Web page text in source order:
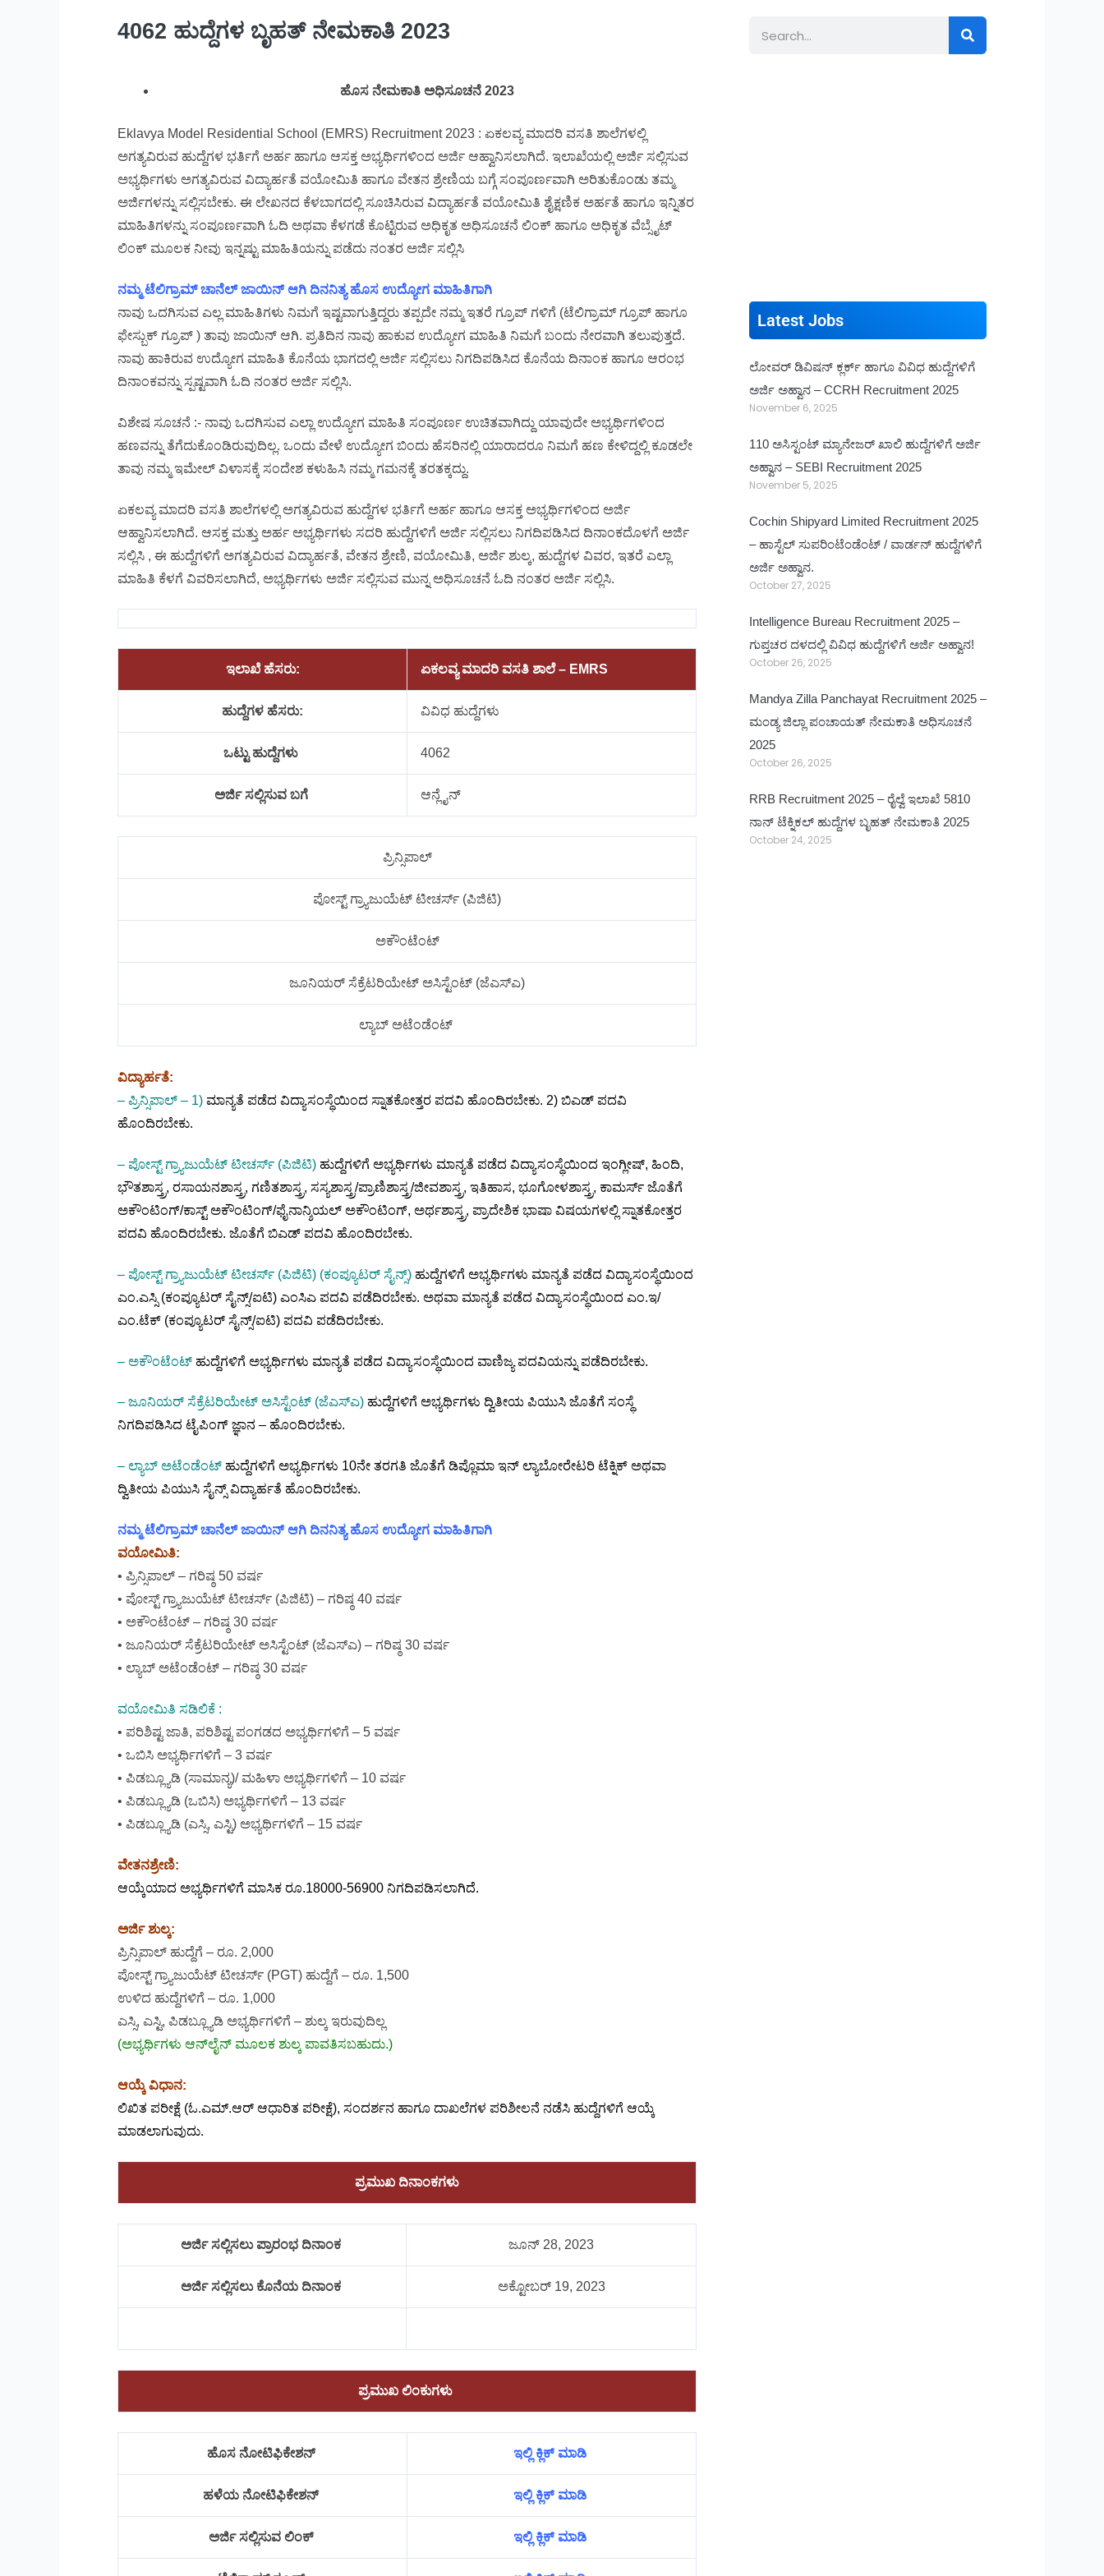
4062 ಹುದ್ದೆಗಳ ಬೃಹತ್ ನೇಮಕಾತಿ 2023
ಹೊಸ ನೇಮಕಾತಿ ಅಧಿಸೂಚನೆ 2023
Eklavya Model Residential School (EMRS) Recruitment 2023 : ಏಕಲವ್ಯ ಮಾದರಿ ವಸತಿ ಶಾಲೆಗಳಲ್ಲಿ
ಅಗತ್ಯವಿರುವ ಹುದ್ದೆಗಳ ಭರ್ತಿಗೆ ಅರ್ಹ ಹಾಗೂ ಆಸಕ್ತ ಅಭ್ಯರ್ಥಿಗಳಿಂದ ಅರ್ಜಿ ಆಹ್ವಾನಿಸಲಾಗಿದೆ. ಇಲಾಖೆಯಲ್ಲಿ ಅರ್ಜಿ ಸಲ್ಲಿಸುವ
ಅಭ್ಯರ್ಥಿಗಳು ಅಗತ್ಯವಿರುವ ವಿದ್ಯಾರ್ಹತೆ ವಯೋಮಿತಿ ಹಾಗೂ ವೇತನ ಶ್ರೇಣಿಯ ಬಗ್ಗೆ ಸಂಪೂರ್ಣವಾಗಿ ಅರಿತುಕೊಂಡು ತಮ್ಮ
ಅರ್ಜಿಗಳನ್ನು ಸಲ್ಲಿಸಬೇಕು. ಈ ಲೇಖನದ ಕೆಳಬಾಗದಲ್ಲಿ ಸೂಚಿಸಿರುವ ವಿದ್ಯಾರ್ಹತೆ ವಯೋಮಿತಿ ಶೈಕ್ಷಣಿಕ ಅರ್ಹತೆ ಹಾಗೂ ಇನ್ನಿತರ
ಮಾಹಿತಿಗಳನ್ನು ಸಂಪೂರ್ಣವಾಗಿ ಓದಿ ಅಥವಾ ಕೆಳಗಡೆ ಕೊಟ್ಟಿರುವ ಅಧಿಕೃತ ಅಧಿಸೂಚನೆ ಲಿಂಕ್ ಹಾಗೂ ಅಧಿಕೃತ ವೆಬ್ಸೈಟ್
ಲಿಂಕ್ ಮೂಲಕ ನೀವು ಇನ್ನಷ್ಟು ಮಾಹಿತಿಯನ್ನು ಪಡೆದು ನಂತರ ಅರ್ಜಿ ಸಲ್ಲಿಸಿ
ನಮ್ಮ ಟೆಲಿಗ್ರಾಮ್ ಚಾನೆಲ್ ಜಾಯಿನ್ ಆಗಿ ದಿನನಿತ್ಯ ಹೊಸ ಉದ್ಯೋಗ ಮಾಹಿತಿಗಾಗಿ
ನಾವು ಒದಗಿಸುವ ಎಲ್ಲ ಮಾಹಿತಿಗಳು ನಿಮಗೆ ಇಷ್ಟವಾಗುತ್ತಿದ್ದರು ತಪ್ಪದೇ ನಮ್ಮ ಇತರೆ ಗ್ರೂಪ್ ಗಳಿಗೆ (ಟೆಲಿಗ್ರಾಮ್ ಗ್ರೂಪ್ ಹಾಗೂ
ಫೇಸ್ಬುಕ್ ಗ್ರೂಪ್ ) ತಾವು ಜಾಯಿನ್ ಆಗಿ. ಪ್ರತಿದಿನ ನಾವು ಹಾಕುವ ಉದ್ಯೋಗ ಮಾಹಿತಿ ನಿಮಗೆ ಬಂದು ನೇರವಾಗಿ ತಲುಪುತ್ತದೆ.
ನಾವು ಹಾಕಿರುವ ಉದ್ಯೋಗ ಮಾಹಿತಿ ಕೊನೆಯ ಭಾಗದಲ್ಲಿ ಅರ್ಜಿ ಸಲ್ಲಿಸಲು ನಿಗದಿಪಡಿಸಿದ ಕೊನೆಯ ದಿನಾಂಕ ಹಾಗೂ ಆರಂಭ
ದಿನಾಂಕವನ್ನು ಸ್ಪಷ್ಟವಾಗಿ ಓದಿ ನಂತರ ಅರ್ಜಿ ಸಲ್ಲಿಸಿ.
ವಿಶೇಷ ಸೂಚನೆ :- ನಾವು ಒದಗಿಸುವ ಎಲ್ಲಾ ಉದ್ಯೋಗ ಮಾಹಿತಿ ಸಂಪೂರ್ಣ ಉಚಿತವಾಗಿದ್ದು ಯಾವುದೇ ಅಭ್ಯರ್ಥಿಗಳಿಂದ
ಹಣವನ್ನು ತೆಗೆದುಕೊಂಡಿರುವುದಿಲ್ಲ. ಒಂದು ವೇಳೆ ಉದ್ಯೋಗ ಬಿಂದು ಹೆಸರಿನಲ್ಲಿ ಯಾರಾದರೂ ನಿಮಗೆ ಹಣ ಕೇಳಿದ್ದಲ್ಲಿ ಕೂಡಲೇ
ತಾವು ನಮ್ಮ ಇಮೇಲ್ ವಿಳಾಸಕ್ಕೆ ಸಂದೇಶ ಕಳುಹಿಸಿ ನಮ್ಮ ಗಮನಕ್ಕೆ ತರತಕ್ಕದ್ದು.
ಏಕಲವ್ಯ ಮಾದರಿ ವಸತಿ ಶಾಲೆಗಳಲ್ಲಿ ಅಗತ್ಯವಿರುವ ಹುದ್ದೆಗಳ ಭರ್ತಿಗೆ ಅರ್ಹ ಹಾಗೂ ಆಸಕ್ತ ಅಭ್ಯರ್ಥಿಗಳಿಂದ ಅರ್ಜಿ
ಆಹ್ವಾನಿಸಲಾಗಿದೆ. ಆಸಕ್ತ ಮತ್ತು ಅರ್ಹ ಅಭ್ಯರ್ಥಿಗಳು ಸದರಿ ಹುದ್ದೆಗಳಿಗೆ ಅರ್ಜಿ ಸಲ್ಲಿಸಲು ನಿಗದಿಪಡಿಸಿದ ದಿನಾಂಕದೊಳಗೆ ಅರ್ಜಿ
ಸಲ್ಲಿಸಿ , ಈ ಹುದ್ದೆಗಳಿಗೆ ಅಗತ್ಯವಿರುವ ವಿದ್ಯಾರ್ಹತೆ, ವೇತನ ಶ್ರೇಣಿ, ವಯೋಮಿತಿ, ಅರ್ಜಿ ಶುಲ್ಕ, ಹುದ್ದೆಗಳ ವಿವರ, ಇತರೆ ಎಲ್ಲಾ
ಮಾಹಿತಿ ಕೆಳಗೆ ವಿವರಿಸಲಾಗಿದೆ, ಅಭ್ಯರ್ಥಿಗಳು ಅರ್ಜಿ ಸಲ್ಲಿಸುವ ಮುನ್ನ ಅಧಿಸೂಚನೆ ಓದಿ ನಂತರ ಅರ್ಜಿ ಸಲ್ಲಿಸಿ.
ಇಲಾಖೆ ಹೆಸರು: ಏಕಲವ್ಯ ಮಾದರಿ ವಸತಿ ಶಾಲೆ – EMRS
ಹುದ್ದೆಗಳ ಹೆಸರು: ವಿವಿಧ ಹುದ್ದೆಗಳು
ಒಟ್ಟು ಹುದ್ದೆಗಳು 4062
ಅರ್ಜಿ ಸಲ್ಲಿಸುವ ಬಗೆ ಆನ್ಲೈನ್
ಪ್ರಿನ್ಸಿಪಾಲ್
ಪೋಸ್ಟ್ ಗ್ರ್ಯಾಜುಯೆಟ್ ಟೀಚರ್ಸ್ (ಪಿಜಿಟಿ)
ಅಕೌಂಟೆಂಟ್
ಜೂನಿಯರ್ ಸೆಕ್ರೆಟರಿಯೇಟ್ ಅಸಿಸ್ಟೆಂಟ್ (ಜೆಎಸ್ಎ)
ಲ್ಯಾಬ್ ಅಟೆಂಡೆಂಟ್
ವಿದ್ಯಾರ್ಹತೆ:
– ಪ್ರಿನ್ಸಿಪಾಲ್ – 1) ಮಾನ್ಯತೆ ಪಡೆದ ವಿದ್ಯಾಸಂಸ್ಥೆಯಿಂದ ಸ್ನಾತಕೋತ್ತರ ಪದವಿ ಹೊಂದಿರಬೇಕು. 2) ಬಿಎಡ್ ಪದವಿ
ಹೊಂದಿರಬೇಕು.
– ಪೋಸ್ಟ್ ಗ್ರ್ಯಾಜುಯೆಟ್ ಟೀಚರ್ಸ್ (ಪಿಜಿಟಿ) ಹುದ್ದೆಗಳಿಗೆ ಅಭ್ಯರ್ಥಿಗಳು ಮಾನ್ಯತೆ ಪಡೆದ ವಿದ್ಯಾಸಂಸ್ಥೆಯಿಂದ ಇಂಗ್ಲೀಷ್, ಹಿಂದಿ,
ಭೌತಶಾಸ್ತ್ರ, ರಸಾಯನಶಾಸ್ತ್ರ, ಗಣಿತಶಾಸ್ತ್ರ, ಸಸ್ಯಶಾಸ್ತ್ರ/ಪ್ರಾಣಿಶಾಸ್ತ್ರ/ಜೀವಶಾಸ್ತ್ರ, ಇತಿಹಾಸ, ಭೂಗೋಳಶಾಸ್ತ್ರ, ಕಾಮರ್ಸ್ ಜೊತೆಗೆ
ಅಕೌಂಟಿಂಗ್/ಕಾಸ್ಟ್ ಅಕೌಂಟಿಂಗ್/ಫೈನಾನ್ಶಿಯಲ್ ಅಕೌಂಟಿಂಗ್, ಅರ್ಥಶಾಸ್ತ್ರ, ಪ್ರಾದೇಶಿಕ ಭಾಷಾ ವಿಷಯಗಳಲ್ಲಿ ಸ್ನಾತಕೋತ್ತರ
ಪದವಿ ಹೊಂದಿರಬೇಕು. ಜೊತೆಗೆ ಬಿಎಡ್ ಪದವಿ ಹೊಂದಿರಬೇಕು.
– ಪೋಸ್ಟ್ ಗ್ರ್ಯಾಜುಯೆಟ್ ಟೀಚರ್ಸ್ (ಪಿಜಿಟಿ) (ಕಂಪ್ಯೂಟರ್ ಸೈನ್ಸ್) ಹುದ್ದೆಗಳಿಗೆ ಅಭ್ಯರ್ಥಿಗಳು ಮಾನ್ಯತೆ ಪಡೆದ ವಿದ್ಯಾಸಂಸ್ಥೆಯಿಂದ
ಎಂ.ಎಸ್ಸಿ (ಕಂಪ್ಯೂಟರ್ ಸೈನ್ಸ್/ಐಟಿ) ಎಂಸಿಎ ಪದವಿ ಪಡೆದಿರಬೇಕು. ಅಥವಾ ಮಾನ್ಯತೆ ಪಡೆದ ವಿದ್ಯಾಸಂಸ್ಥೆಯಿಂದ ಎಂ.ಇ/
ಎಂ.ಟೆಕ್ (ಕಂಪ್ಯೂಟರ್ ಸೈನ್ಸ್/ಐಟಿ) ಪದವಿ ಪಡೆದಿರಬೇಕು.
– ಅಕೌಂಟೆಂಟ್ ಹುದ್ದೆಗಳಿಗೆ ಅಭ್ಯರ್ಥಿಗಳು ಮಾನ್ಯತೆ ಪಡೆದ ವಿದ್ಯಾಸಂಸ್ಥೆಯಿಂದ ವಾಣಿಜ್ಯ ಪದವಿಯನ್ನು ಪಡೆದಿರಬೇಕು.
– ಜೂನಿಯರ್ ಸೆಕ್ರೆಟರಿಯೇಟ್ ಅಸಿಸ್ಟೆಂಟ್ (ಜೆಎಸ್ಎ) ಹುದ್ದೆಗಳಿಗೆ ಅಭ್ಯರ್ಥಿಗಳು ದ್ವಿತೀಯ ಪಿಯುಸಿ ಜೊತೆಗೆ ಸಂಸ್ಥೆ
ನಿಗದಿಪಡಿಸಿದ ಟೈಪಿಂಗ್ ಜ್ಞಾನ – ಹೊಂದಿರಬೇಕು.
– ಲ್ಯಾಬ್ ಅಟೆಂಡೆಂಟ್ ಹುದ್ದೆಗಳಿಗೆ ಅಭ್ಯರ್ಥಿಗಳು 10ನೇ ತರಗತಿ ಜೊತೆಗೆ ಡಿಪ್ಲೊಮಾ ಇನ್ ಲ್ಯಾಬೋರೇಟರಿ ಟೆಕ್ನಿಕ್ ಅಥವಾ
ದ್ವಿತೀಯ ಪಿಯುಸಿ ಸೈನ್ಸ್ ವಿದ್ಯಾರ್ಹತೆ ಹೊಂದಿರಬೇಕು.
ನಮ್ಮ ಟೆಲಿಗ್ರಾಮ್ ಚಾನೆಲ್ ಜಾಯಿನ್ ಆಗಿ ದಿನನಿತ್ಯ ಹೊಸ ಉದ್ಯೋಗ ಮಾಹಿತಿಗಾಗಿ
ವಯೋಮಿತಿ:
• ಪ್ರಿನ್ಸಿಪಾಲ್ – ಗರಿಷ್ಠ 50 ವರ್ಷ
• ಪೋಸ್ಟ್ ಗ್ರ್ಯಾಜುಯೆಟ್ ಟೀಚರ್ಸ್ (ಪಿಜಿಟಿ) – ಗರಿಷ್ಠ 40 ವರ್ಷ
• ಅಕೌಂಟೆಂಟ್ – ಗರಿಷ್ಠ 30 ವರ್ಷ
• ಜೂನಿಯರ್ ಸೆಕ್ರೆಟರಿಯೇಟ್ ಅಸಿಸ್ಟೆಂಟ್ (ಜೆಎಸ್ಎ) – ಗರಿಷ್ಠ 30 ವರ್ಷ
• ಲ್ಯಾಬ್ ಅಟೆಂಡೆಂಟ್ – ಗರಿಷ್ಠ 30 ವರ್ಷ
ವಯೋಮಿತಿ ಸಡಿಲಿಕೆ :
• ಪರಿಶಿಷ್ಟ ಜಾತಿ, ಪರಿಶಿಷ್ಟ ಪಂಗಡದ ಅಭ್ಯರ್ಥಿಗಳಿಗೆ – 5 ವರ್ಷ
• ಒಬಿಸಿ ಅಭ್ಯರ್ಥಿಗಳಿಗೆ – 3 ವರ್ಷ
• ಪಿಡಬ್ಲ್ಯೂಡಿ (ಸಾಮಾನ್ಯ)/ ಮಹಿಳಾ ಅಭ್ಯರ್ಥಿಗಳಿಗೆ – 10 ವರ್ಷ
• ಪಿಡಬ್ಲ್ಯೂಡಿ (ಒಬಿಸಿ) ಅಭ್ಯರ್ಥಿಗಳಿಗೆ – 13 ವರ್ಷ
• ಪಿಡಬ್ಲ್ಯೂಡಿ (ಎಸ್ಸಿ, ಎಸ್ಟಿ) ಅಭ್ಯರ್ಥಿಗಳಿಗೆ – 15 ವರ್ಷ
ವೇತನಶ್ರೇಣಿ:
ಆಯ್ಕೆಯಾದ ಅಭ್ಯರ್ಥಿಗಳಿಗೆ ಮಾಸಿಕ ರೂ.18000-56900 ನಿಗದಿಪಡಿಸಲಾಗಿದೆ.
ಅರ್ಜಿ ಶುಲ್ಕ:
ಪ್ರಿನ್ಸಿಪಾಲ್ ಹುದ್ದೆಗೆ – ರೂ. 2,000
ಪೋಸ್ಟ್ ಗ್ರ್ಯಾಜುಯೆಟ್ ಟೀಚರ್ಸ್ (PGT) ಹುದ್ದೆಗೆ – ರೂ. 1,500
ಉಳಿದ ಹುದ್ದೆಗಳಿಗೆ – ರೂ. 1,000
ಎಸ್ಸಿ, ಎಸ್ಟಿ, ಪಿಡಬ್ಲ್ಯೂಡಿ ಅಭ್ಯರ್ಥಿಗಳಿಗೆ – ಶುಲ್ಕ ಇರುವುದಿಲ್ಲ
(ಅಭ್ಯರ್ಥಿಗಳು ಆನ್‌ಲೈನ್‌ ಮೂಲಕ ಶುಲ್ಕ ಪಾವತಿಸಬಹುದು.)
ಆಯ್ಕೆ ವಿಧಾನ:
ಲಿಖಿತ ಪರೀಕ್ಷೆ (ಓ.ಎಮ್.ಆರ್ ಆಧಾರಿತ ಪರೀಕ್ಷೆ), ಸಂದರ್ಶನ ಹಾಗೂ ದಾಖಲೆಗಳ ಪರಿಶೀಲನೆ ನಡೆಸಿ ಹುದ್ದೆಗಳಿಗೆ ಆಯ್ಕೆ
ಮಾಡಲಾಗುವುದು.
ಪ್ರಮುಖ ದಿನಾಂಕಗಳು
ಅರ್ಜಿ ಸಲ್ಲಿಸಲು ಪ್ರಾರಂಭ ದಿನಾಂಕ ಜೂನ್ 28, 2023
ಅರ್ಜಿ ಸಲ್ಲಿಸಲು ಕೊನೆಯ ದಿನಾಂಕ ಅಕ್ಟೋಬರ್ 19, 2023
ಪ್ರಮುಖ ಲಿಂಕುಗಳು
ಹೊಸ ನೋಟಿಫಿಕೇಶನ್ ಇಲ್ಲಿ ಕ್ಲಿಕ್ ಮಾಡಿ
ಹಳೆಯ ನೋಟಿಫಿಕೇಶನ್ ಇಲ್ಲಿ ಕ್ಲಿಕ್ ಮಾಡಿ
ಅರ್ಜಿ ಸಲ್ಲಿಸುವ ಲಿಂಕ್ ಇಲ್ಲಿ ಕ್ಲಿಕ್ ಮಾಡಿ
Search
Latest Jobs
ಲೋವರ್ ಡಿವಿಷನ್ ಕ್ಲರ್ಕ್ ಹಾಗೂ ವಿವಿಧ ಹುದ್ದೆಗಳಿಗೆ
ಅರ್ಜಿ ಅಹ್ವಾನ – CCRH Recruitment 2025
November 6, 2025
110 ಅಸಿಸ್ಟಂಟ್ ಮ್ಯಾನೇಜರ್ ಖಾಲಿ ಹುದ್ದೆಗಳಿಗೆ ಅರ್ಜಿ
ಅಹ್ವಾನ – SEBI Recruitment 2025
November 5, 2025
Cochin Shipyard Limited Recruitment 2025
– ಹಾಸ್ಟೆಲ್ ಸುಪರಿಂಟೆಂಡೆಂಟ್ / ವಾರ್ಡನ್ ಹುದ್ದೆಗಳಿಗೆ
ಅರ್ಜಿ ಅಹ್ವಾನ.
October 27, 2025
Intelligence Bureau Recruitment 2025 –
ಗುಪ್ತಚರ ದಳದಲ್ಲಿ ವಿವಿಧ ಹುದ್ದೆಗಳಿಗೆ ಅರ್ಜಿ ಅಹ್ವಾನ!
October 26, 2025
Mandya Zilla Panchayat Recruitment 2025 –
ಮಂಡ್ಯ ಜಿಲ್ಲಾ ಪಂಚಾಯತ್ ನೇಮಕಾತಿ ಅಧಿಸೂಚನೆ
2025
October 26, 2025
RRB Recruitment 2025 – ರೈಲ್ವೆ ಇಲಾಖೆ 5810
ನಾನ್ ಟೆಕ್ನಿಕಲ್ ಹುದ್ದೆಗಳ ಬೃಹತ್ ನೇಮಕಾತಿ 2025
October 24, 2025